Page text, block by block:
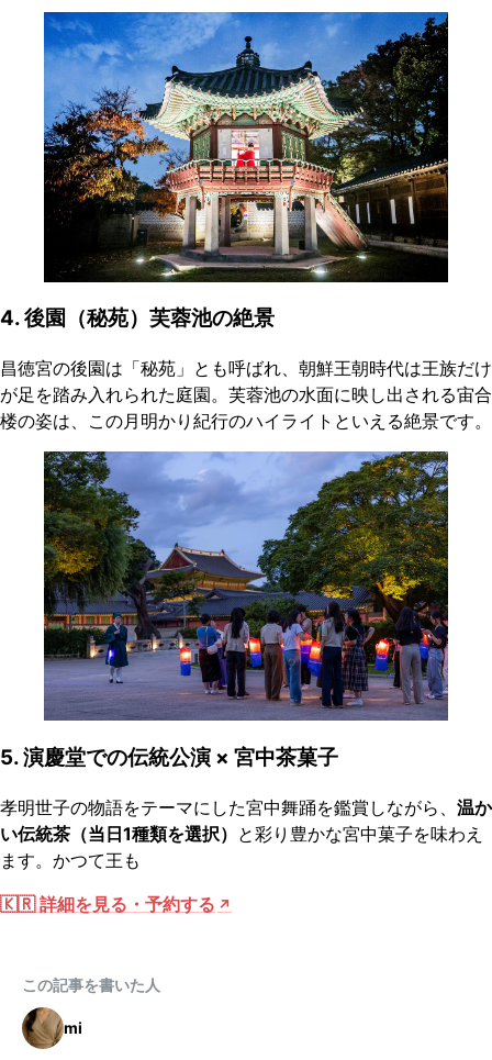
4. 後園（秘苑）芙蓉池の絶景
昌徳宮の後園は「秘苑」とも呼ばれ、朝鮮王朝時代は王族だけ
が足を踏み入れられた庭園。芙蓉池の水面に映し出される宙合
楼の姿は、この月明かり紀行のハイライトといえる絶景です。
5. 演慶堂での伝統公演 × 宮中茶菓子
孝明世子の物語をテーマにした宮中舞踊を鑑賞しながら、 温か
い伝統茶（当日1種類を選択） と彩り豊かな宮中菓子を味わえ
ます。かつて王も
🇰🇷 詳細を見る・予約する
この記事を書いた人
mi